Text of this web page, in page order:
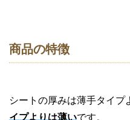
商品の特徴
シートの厚みは薄手タイプ
イプよりは薄いです。